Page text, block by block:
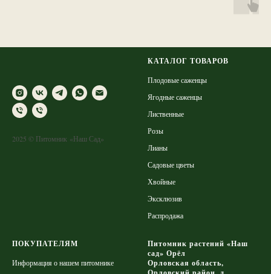
2025 © Питомник «Наш Сад»
КАТАЛОГ ТОВАРОВ
Плодовые саженцы
Ягодные саженцы
Лиственные
Розы
Лианы
Садовые цветы
Хвойные
Эксклюзив
Распродажа
ПОКУПАТЕЛЯМ
Информация о нашем питомнике
Питомник растений «Наш
сад» Орёл
Орловская область,